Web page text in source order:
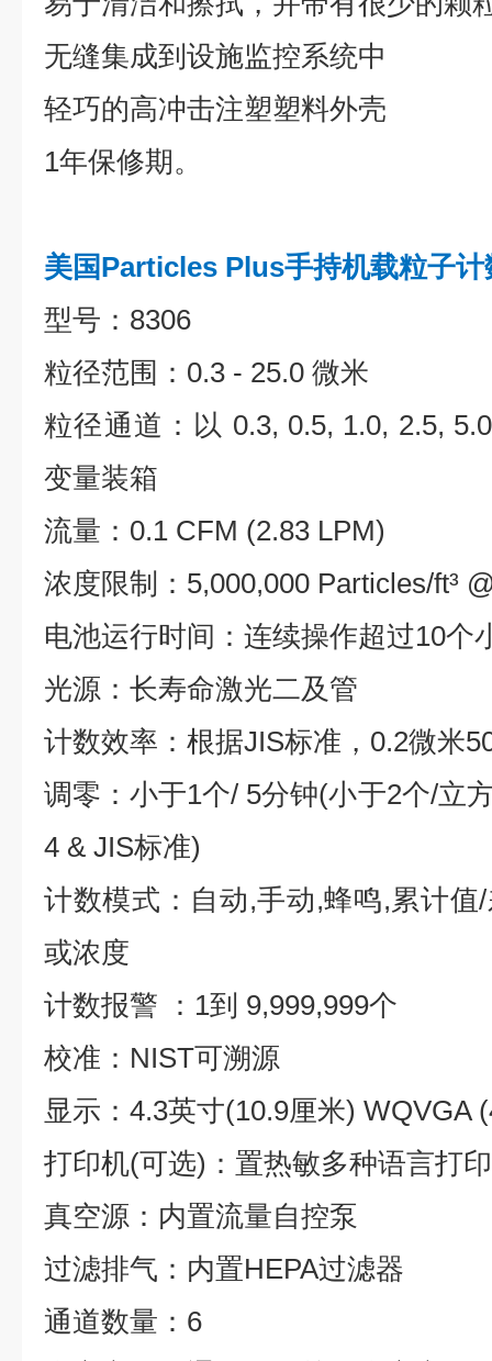
无缝集成到设施监控系统中
轻巧的高冲击注塑塑料外壳
1年保修期。
美国Particles Plus手持机载粒子计
型号：8306
粒径范围：0.3 - 25.0 微米
粒径通道：以 0.3, 0.5, 1.0, 2.5,
变量装箱
流量：0.1 CFM (2.83 LPM)
浓度限制：5,000,000 Particles/ft³
电池运行时间：连续操作超过10个
光源：长寿命激光二及管
计数效率：根据JIS标准，0.2微米
调零：小于1个/ 5分钟(小于2个/立
4 & JIS标准)
计数模式：自动,手动,蜂鸣,累计值
或浓度
计数报警 ：1到 9,999,999个
校准：NIST可溯源
显示：4.3英寸(10.9厘米) WQVGA
打印机(可选)：置热敏多种语言打
真空源：内置流量自控泵
过滤排气：内置HEPA过滤器
通道数量：6